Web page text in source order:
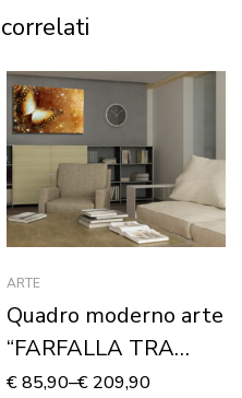
ARTE
Quadro moderno arte
“FARFALLA TRA
DECORI” – Stampa su
€85,90–€ 209,90